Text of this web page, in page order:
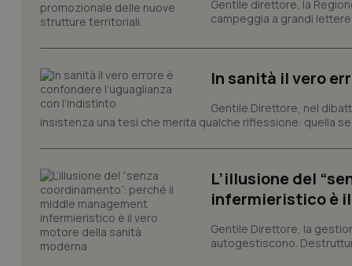
Gentile direttore, la
campeggia a grandi lettere
In sanità il vero
Gentile Direttore, nel
insistenza una tesi che merita qualche riflessione: quella
L’illusione del
infermieristico è
Gentile Direttore, la
autogestiscono.
e l'accesso alle aree
Nome
tracking-sites-
tracking-enable
tracking-sites-
session-id